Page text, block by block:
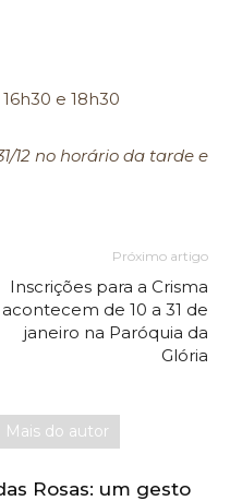
e 18h30
12 no horário da tarde e
Próximo artigo
Inscrições para a Crisma
acontecem de 10 a 31 de
janeiro na Paróquia da
Glória
Mais do autor
Rosas: um gesto